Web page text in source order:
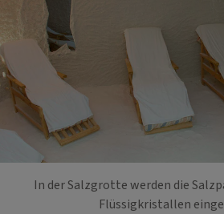
In der Salzgrotte werden die
Flüssigkristallen